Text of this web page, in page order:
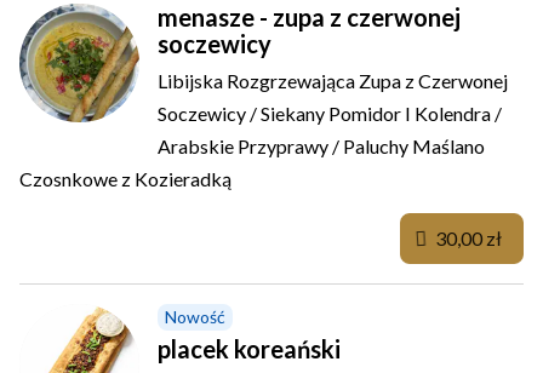
menasze - zupa z czerwonej
soczewicy
Libijska Rozgrzewająca Zupa z Czerwonej
Soczewicy / Siekany Pomidor I Kolendra /
Arabskie Przyprawy / Paluchy Maślano
Czosnkowe z Kozieradką
Nowość
placek koreański